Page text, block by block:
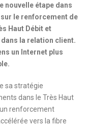
nouvelle étape dans
le renforcement de
Haut Débit et
la relation client.
un Internet plus
sa stratégie
dans le Très Haut
renforcement
vers la fibre